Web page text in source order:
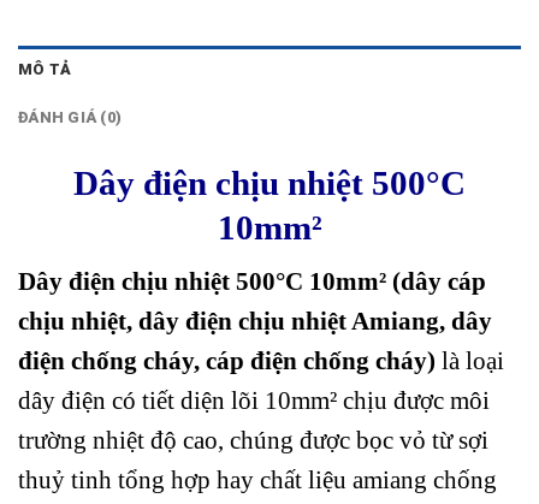
MÔ TẢ
ĐÁNH GIÁ (0)
Dây điện chịu nhiệt 500°C
10mm²
Dây điện chịu nhiệt 500°C 10mm² (dây cáp
chịu nhiệt, dây điện chịu nhiệt Amiang, dây
điện chống cháy, cáp điện chống cháy) là loại
dây điện có tiết diện lõi 10mm² chịu được môi
trường nhiệt độ cao, chúng được bọc vỏ từ sợi
thuỷ tinh tổng hợp hay chất liệu amiang chống